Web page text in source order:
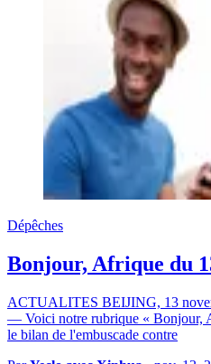
Dépêches
Bonjour, Afrique du
ACTUALITES BEIJING, 13
— Voici notre rubrique « Bonjour,
le bilan de l'embuscade contre